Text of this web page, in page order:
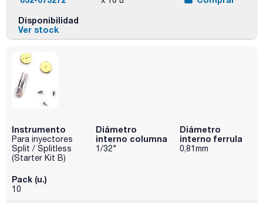
Disponibilidad
Ver stock
Instrumento
Para inyectores
Split / Splitless
(Starter Kit B)
Diámetro
interno columna
1/32"
Diámetro
interno ferrula
0,81mm
Pack (u.)
10